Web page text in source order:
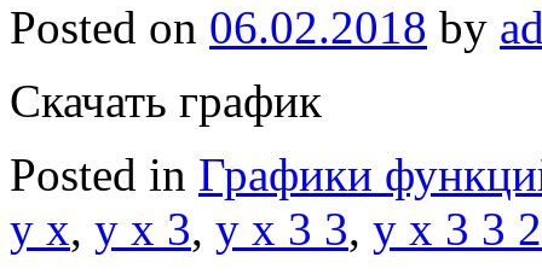
Posted on 06.02.2018 by
Скачать график
Posted in Графики
y x, y x 3, y x 3 3, y x 3 3 2